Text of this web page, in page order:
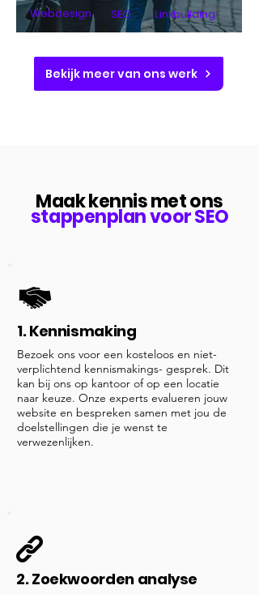
SEO
Webdesign Linkbuilding
Bekijk meer van ons werk
Maak kennis met ons
stappenplan voor SEO
1. Kennismaking
Bezoek ons voor een kosteloos en niet-
verplichtend kennismakings- gesprek. Dit
kan bij ons op kantoor of op een locatie
naar keuze. Onze experts evalueren jouw
website en bespreken samen met jou de
doelstellingen die je wenst te
verwezenlijken.
2. Zoekwoorden analyse